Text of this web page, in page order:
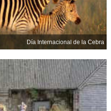
Día Internacional de la Cebra